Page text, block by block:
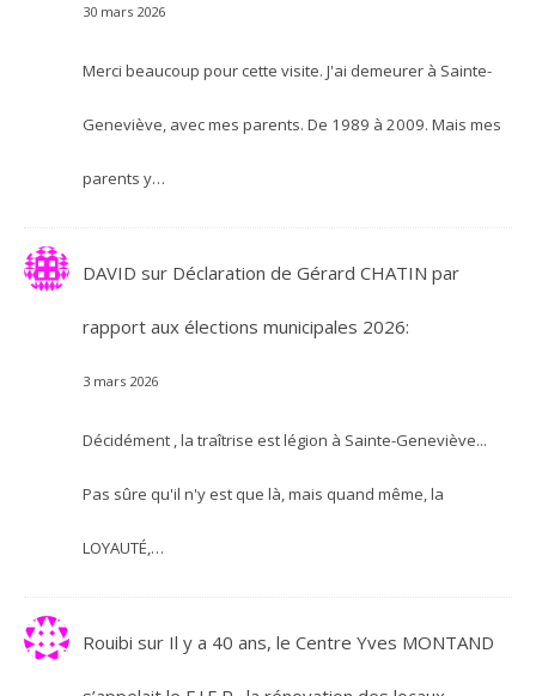
30 mars 2026
Merci beaucoup pour cette visite. J'ai demeurer à Sainte-
Geneviève, avec mes parents. De 1989 à 2009. Mais mes
parents y…
DAVID sur Déclaration de Gérard CHATIN par
rapport aux élections municipales 2026:
3 mars 2026
Décidément , la traîtrise est légion à Sainte-Geneviève...
Pas sûre qu'il n'y est que là, mais quand même, la
LOYAUTÉ,…
Rouibi sur Il y a 40 ans, le Centre Yves MONTAND